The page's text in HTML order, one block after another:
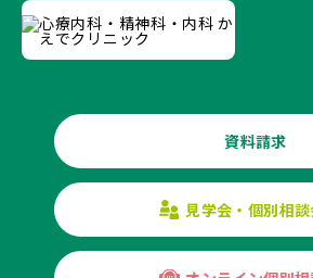
資料請求
見学会・個別相